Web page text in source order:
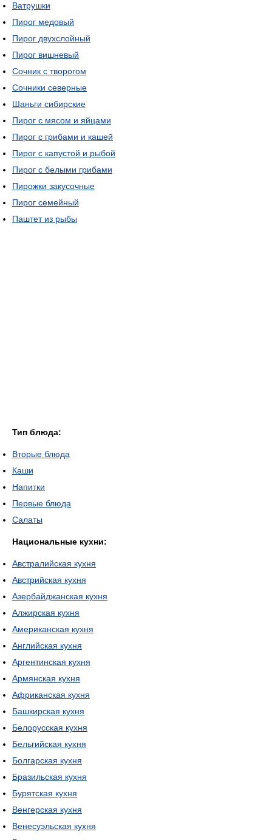
Ватрушки
Пирог медовый
Пирог двухслойный
Пирог вишневый
Сочник с творогом
Сочники северные
Шаньги сибирские
Пирог с мясом и яйцами
Пирог с грибами и кашей
Пирог с капустой и рыбой
Пирог с белыми грибами
Пирожки закусочные
Пирог семейный
Паштет из рыбы
Тип блюда:
Вторые блюда
Каши
Напитки
Первые блюда
Салаты
Национальные кухни:
Австралийская кухня
Австрийская кухня
Азербайджанская кухня
Алжирская кухня
Американская кухня
Английская кухня
Аргентинская кухня
Армянская кухня
Африканская кухня
Башкирская кухня
Белорусская кухня
Бельгийская кухня
Болгарская кухня
Бразильская кухня
Бурятская кухня
Венгерская кухня
Венесуэльская кухня